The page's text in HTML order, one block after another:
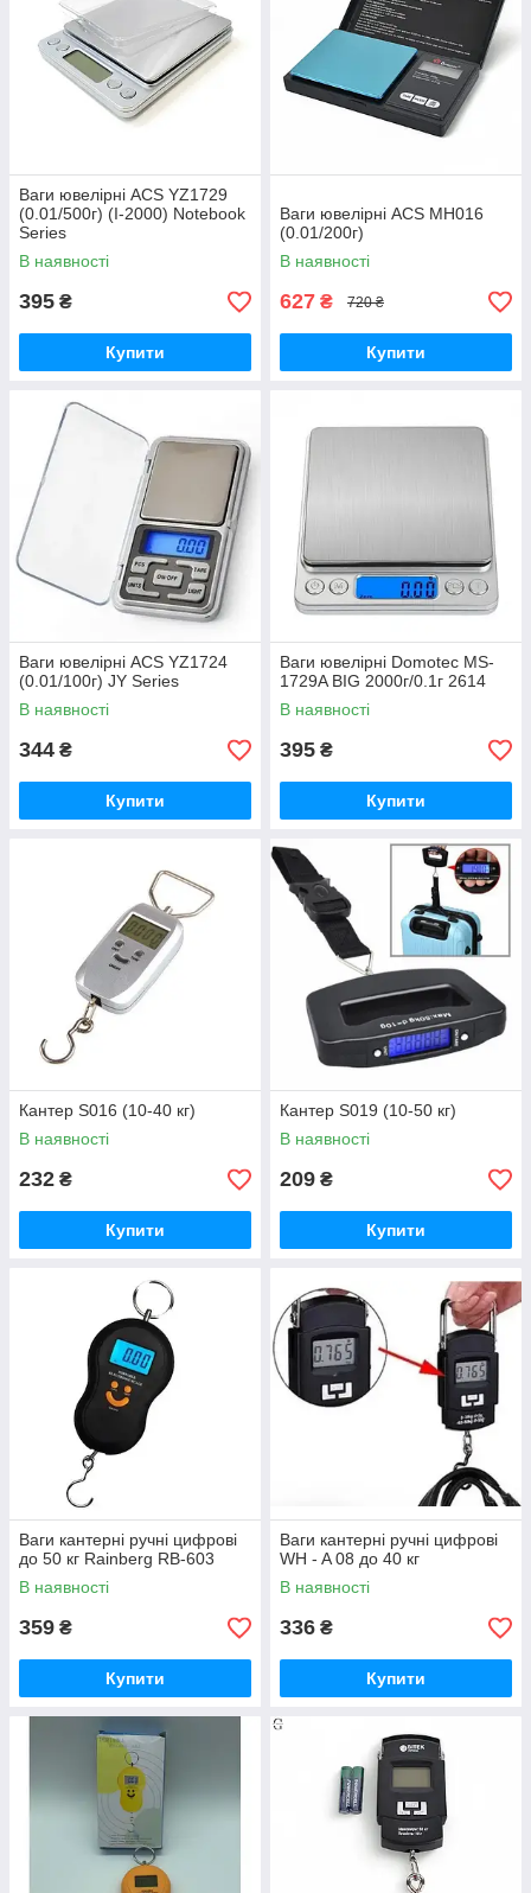
Ваги ювелірні ACS YZ1729
(0.01/500г) (I-2000) Notebook
Series
В наявності
395 ₴
Купити
Ваги ювелірні ACS MH016
(0.01/200г)
В наявності
627 ₴ 720 ₴
Купити
Ваги ювелірні ACS YZ1724
(0.01/100г) JY Series
В наявності
344 ₴
Купити
Ваги ювелірні Domotec MS-
1729A BIG 2000г/0.1г 2614
В наявності
395 ₴
Купити
Кантер S016 (10-40 кг)
В наявності
232 ₴
Купити
Кантер S019 (10-50 кг)
В наявності
209 ₴
Купити
Ваги кантерні ручні цифрові
до 50 кг Rainberg RB-603
В наявності
359 ₴
Купити
Ваги кантерні ручні цифрові
WH - A 08 до 40 кг
В наявності
336 ₴
Купити